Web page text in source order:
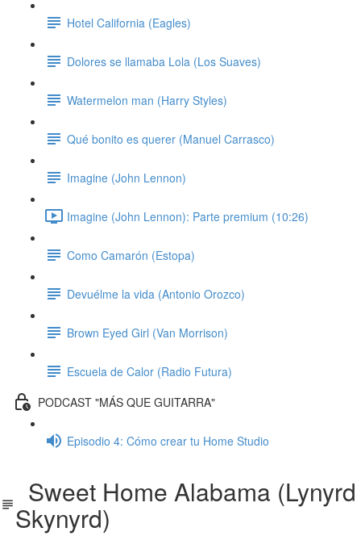
Hotel California (Eagles)
Dolores se llamaba Lola (Los Suaves)
Watermelon man (Harry Styles)
Qué bonito es querer (Manuel Carrasco)
Imagine (John Lennon)
Imagine (John Lennon): Parte premium (10:26)
Como Camarón (Estopa)
Devuélme la vida (Antonio Orozco)
Brown Eyed Girl (Van Morrison)
Escuela de Calor (Radio Futura)
PODCAST "MÁS QUE GUITARRA"
Episodio 4: Cómo crear tu Home Studio
Sweet Home Alabama (Lynyrd
Skynyrd)